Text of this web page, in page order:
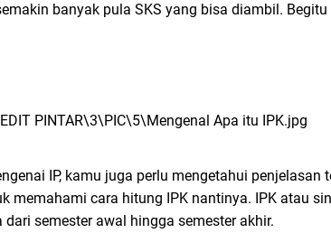
banyak pula SKS yang bisa diambil.
IP, kamu juga perlu mengetahui penjelasan
memahami cara hitung IPK nantinya. IPK atau
semester awal hingga semester akhir.